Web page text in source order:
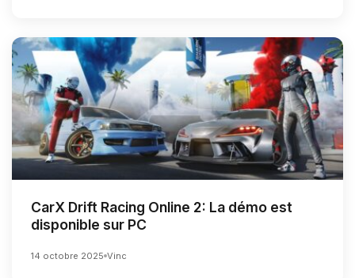
CarX Drift Racing Online 2: La démo est
disponible sur PC
14 octobre 2025 Vinc